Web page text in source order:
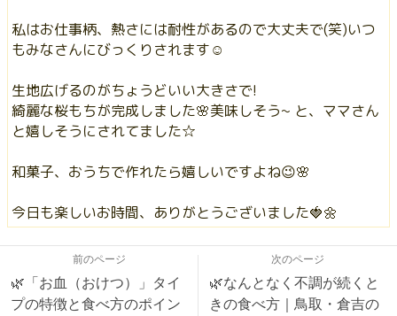
私はお仕事柄、熱さには耐性があるので大丈夫で(笑)いつ
もみなさんにびっくりされます☺️
生地広げるのがちょうどいい大きさで!
綺麗な桜もちが完成しました🌸美味しそう~ と、ママさん
と嬉しそうにされてました☆
和菓子、おうちで作れたら嬉しいですよね😉🌸
今日も楽しいお時間、ありがとうございました🍓🌼
前のページ
🌿「お血（おけつ）」タイ
プの特徴と食べ方のポイン
次のページ
🌿なんとなく不調が続くと
きの食べ方｜鳥取・倉吉の